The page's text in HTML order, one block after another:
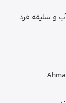
و سلیقه فرد